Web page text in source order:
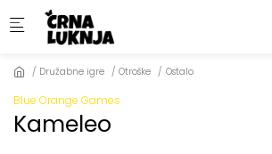
Skip to main content
Družabne igre Otroške Ostalo
Blue Orange Games
Kameleo